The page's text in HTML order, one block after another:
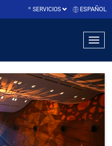
SERVICIOS ESPAÑOL